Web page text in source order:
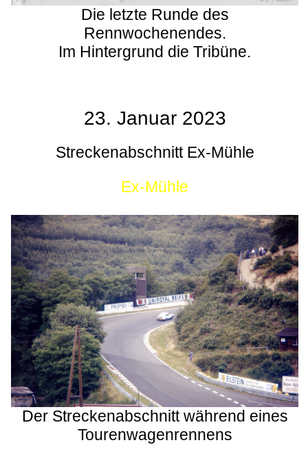
Die letzte Runde des
Rennwochenendes.
Im Hintergrund die Tribüne.
23. Januar 2023
Streckenabschnitt Ex-Mühle
Ex-Mühle
Der Streckenabschnitt während eines
Tourenwagenrennens